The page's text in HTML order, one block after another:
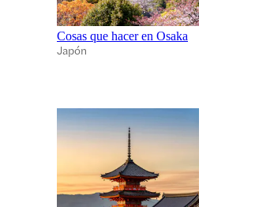
Cosas que hacer en Osaka
Japón